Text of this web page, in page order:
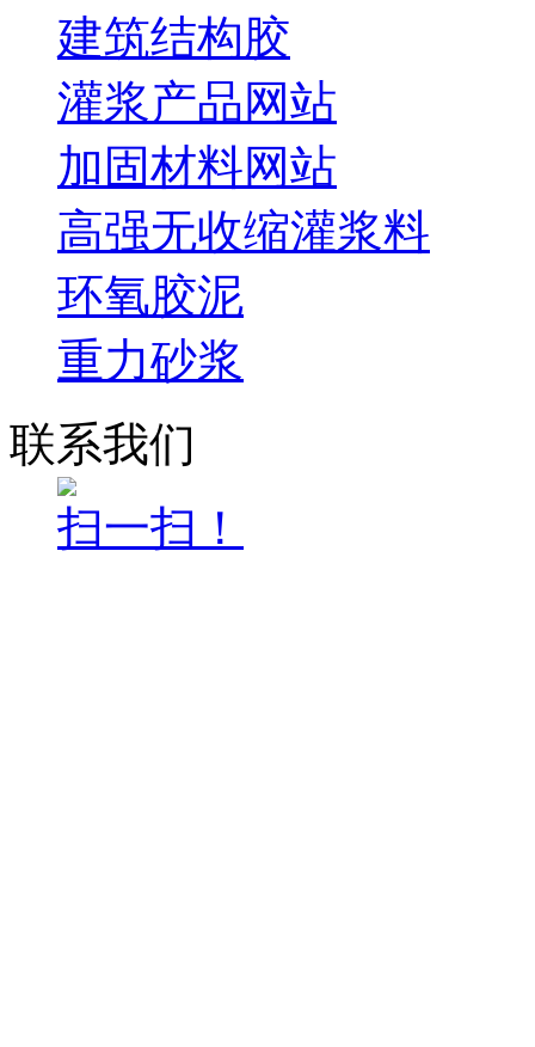
建筑结构胶
灌浆产品网站
加固材料网站
高强无收缩灌浆料
环氧胶泥
重力砂浆
联系我们
扫一扫！